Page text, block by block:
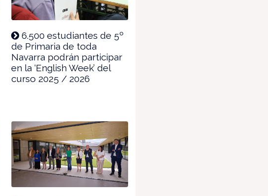
6.500 estudiantes de 5º
de Primaria de toda
Navarra podrán participar
en la ‘English Week’ del
curso 2025 / 2026